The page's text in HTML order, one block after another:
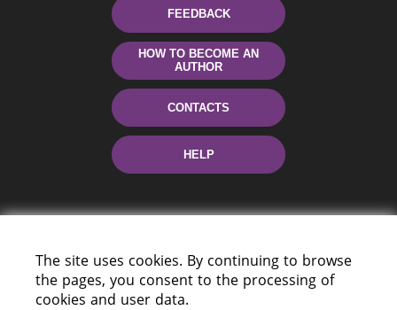
FEEDBACK
HOW TO BECOME AN
AUTHOR
CONTACTS
HELP
The site uses cookies. By continuing to browse
the pages, you consent to the processing of
cookies and user data.